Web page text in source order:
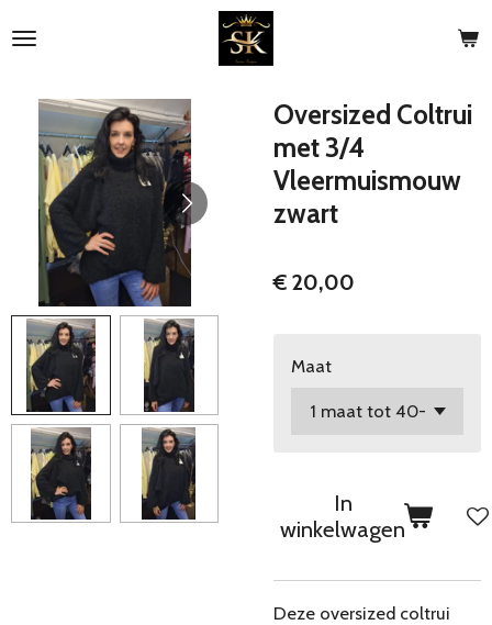
direct
hoofdinhoud
Oversized Coltrui
met 3/4
Vleermuismouw
zwart
€ 20,00
Maat
In
winkelwagen
Deze oversized coltrui